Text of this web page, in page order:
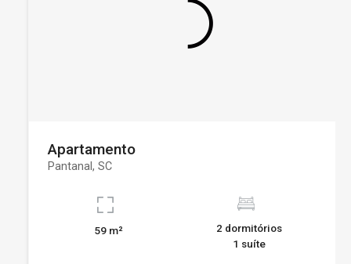
Apartamento
Pantanal, SC
59 m²
2 dormitórios
1 suíte